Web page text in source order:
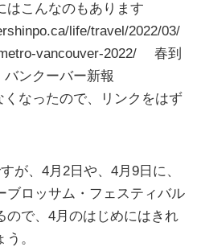
はこんなのもあります
life/travel/2022/03/
vancouver-2022/ 春到
バンクーバー新報
なったので、リンクをはず
が、4月2日や、4月9日に、
ブロッサム・フェスティバル
ので、4月のはじめにはきれ
。